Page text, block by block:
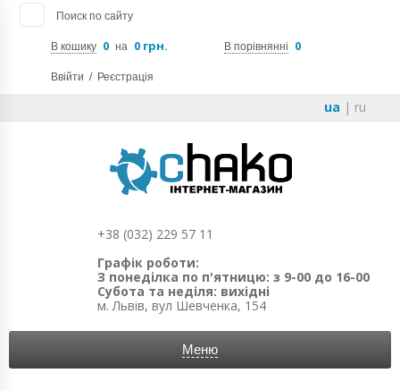
Поиск по сайту
В кошику 0 на 0 грн. В порівнянні 0
Ввійти / Реєстрація
ua | ru
+38 (032) 229 57 11
Графік роботи:
З понеділка по п'ятницю: з 9-00 до 16-00
Субота та неділя: вихідні
м. Львів, вул Шевченка, 154
Меню